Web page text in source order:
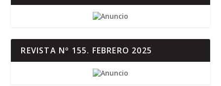
REVISTA Nº 155. FEBRERO 2025